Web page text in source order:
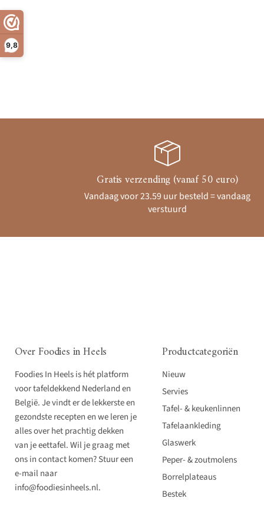
9,8
Gratis verzending (vanaf 50 euro)
Vandaag voor 23.59 uur besteld = vandaag
verstuurd
Over Foodies in Heels
Foodies In Heels is hét platform
voor tafeldekkend Nederland en
België. Je vindt er de lekkerste en
gezondste recepten en we leren je
alles over het prachtig dekken
van je eettafel. Wil je graag met
ons in contact komen? Stuur een
e-mail naar
info@foodiesinheels.nl.
Productcategoriën
Nieuw
Servies
Tafel- & keukenlinnen
Tafelaankleding
Glaswerk
Peper- & zoutmolens
Borrelplateaus
Bestek